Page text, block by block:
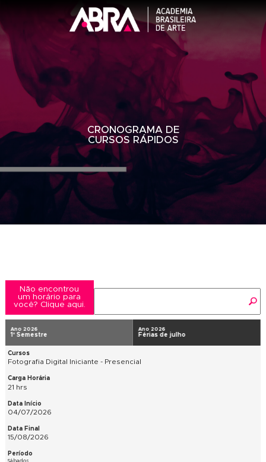
CRONOGRAMA DE
CURSOS RÁPIDOS
um horário para
você? Clique aqui.
Ano 2026
Fotografia Digital Iniciante - Presencial
21 hrs